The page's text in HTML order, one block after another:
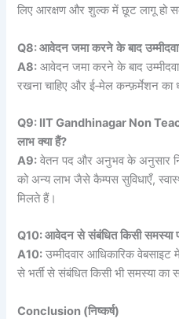
लिए आरक्षण और शुल्क में छूट लागू हो
Q8:आवेदन जमा करने के बाद
A8: आवेदन जमा करने के बाद
रखना चाहिए और ई‑मेल कन्फ़र्मेशन का
Q9: IIT Gandhinagar Non
लाभ क्या हैं?
A9: वेतन पद और अनुभव के अनुसार
को अन्य लाभ जैसे कैम्पस सुविधाएँ,
मिलते हैं।
Q10:आवेदन से संबंधित किसी समस्या
A10: उम्मीदवार आधिकारिक वेबसाइट
से भर्ती से संबंधित किसी भी समस्या
Conclusion (निष्कर्ष)